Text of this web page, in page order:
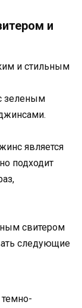
и
и стильным
зеленым
является
подходит
свитером
следующие